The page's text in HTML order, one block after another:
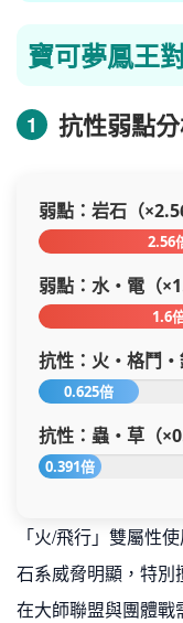
寶可夢鳳王
1 抗性弱點
弱點：岩石（
2.56
弱點：水・電（
1.6
抗性：火・格鬥
0.625倍
抗性：蟲・草（
0.391倍
「火/飛行」雙屬性
石系威脅明顯，特別
在大師聯盟與團體